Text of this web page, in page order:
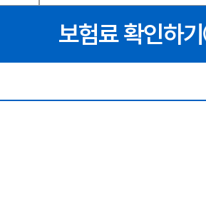
보험료 확인하기